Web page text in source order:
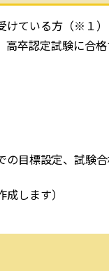
ている方（※１）
高卒認定試験に合
目標設定、試験
します）